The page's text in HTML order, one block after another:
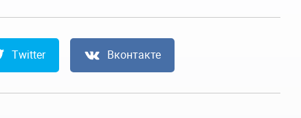
Twitter Вконтакте